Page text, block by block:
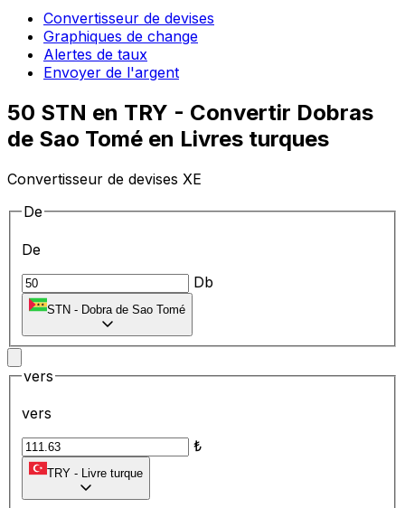
Convertisseur de devises
Graphiques de change
Alertes de taux
Envoyer de l'argent
50 STN en TRY - Convertir Dobras
de Sao Tomé en Livres turques
Convertisseur de devises XE
De
De
Db
STN - Dobra de Sao Tomé
vers
vers
₺
TRY - Livre turque